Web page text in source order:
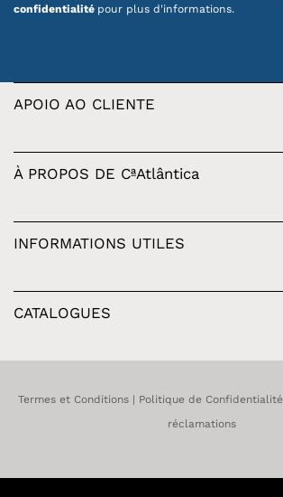
confidentialité pour plus d'informations.
APOIO AO CLIENTE
À PROPOS DE CªAtlântica
INFORMATIONS UTILES
CATALOGUES
Termes et Conditions Politique de Confidentialité
réclamations